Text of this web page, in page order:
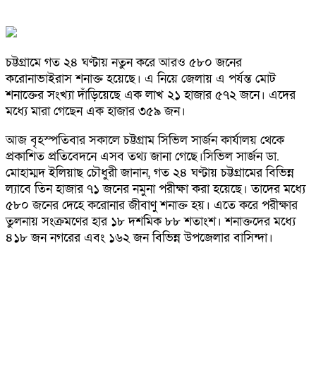
চট্টগ্রামে গত ২৪ ঘণ্টায় নতুন করে আরও ৫৮০ জনের
করোনাভাইরাস শনাক্ত হয়েছে। এ নিয়ে জেলায় এ পর্যন্ত মোট
শনাক্তের সংখ্যা দাঁড়িয়েছে এক লাখ ২১ হাজার ৫৭২ জনে। এদের
মধ্যে মারা গেছেন এক হাজার ৩৫৯ জন।
আজ বৃহস্পতিবার সকালে চট্টগ্রাম সিভিল সার্জন কার্যালয় থেকে
প্রকাশিত প্রতিবেদনে এসব তথ্য জানা গেছে।সিভিল সার্জন ডা.
মোহাম্মদ ইলিয়াছ চৌধুরী জানান, গত ২৪ ঘণ্টায় চট্টগ্রামের বিভিন্ন
ল্যাবে তিন হাজার ৭১ জনের নমুনা পরীক্ষা করা হয়েছে। তাদের মধ্যে
৫৮০ জনের দেহে করোনার জীবাণু শনাক্ত হয়। এতে করে পরীক্ষার
তুলনায় সংক্রমণের হার ১৮ দশমিক ৮৮ শতাংশ। শনাক্তদের মধ্যে
৪১৮ জন নগরের এবং ১৬২ জন বিভিন্ন উপজেলার বাসিন্দা।